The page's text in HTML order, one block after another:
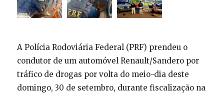
A Polícia Rodoviária Federal (PRF) prendeu o
condutor de um automóvel Renault/Sandero por
tráfico de drogas por volta do meio-dia deste
domingo, 30 de setembro, durante fiscalização na